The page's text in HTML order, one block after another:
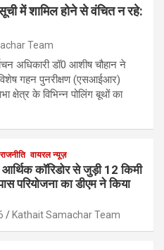
में शामिल होने से वंचित न रहे:
Team
अधिकारी डॉ0 आशीष चौहान ने
विशेष गहन पुनरीक्षण (एसआईआर)
क्षेत्र के विभिन्न पोलिंग बूथों का
राजनीति वायरल न्यूज़
आर्थिक कॉरिडोर से जुड़ी 12 किमी
परियोजना का डीएम ने किया
Kathait Samachar Team